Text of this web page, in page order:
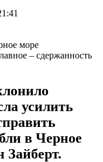
– сдержанность
усилить
в Черное